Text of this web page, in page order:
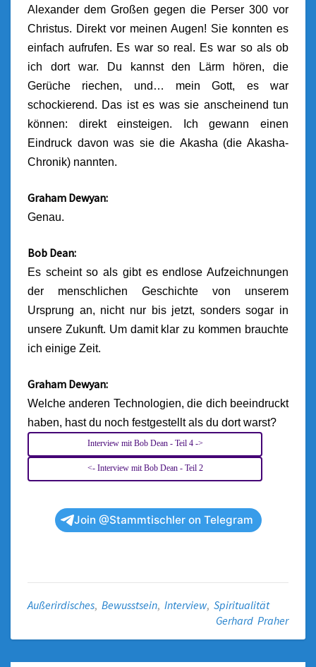
Alexander dem Großen gegen die Perser 300 vor
Christus. Direkt vor meinen Augen! Sie konnten es
einfach aufrufen. Es war so real. Es war so als ob
ich dort war. Du kannst den Lärm hören, die
Gerüche riechen, und… mein Gott, es war
schockierend. Das ist es was sie anscheinend tun
können: direkt einsteigen. Ich gewann einen
Eindruck davon was sie die Akasha (die Akasha-
Chronik) nannten.
Graham Dewyan:
Genau.
Bob Dean:
Es scheint so als gibt es endlose Aufzeichnungen
der menschlichen Geschichte von unserem
Ursprung an, nicht nur bis jetzt, sonders sogar in
unsere Zukunft. Um damit klar zu kommen brauchte
ich einige Zeit.
Graham Dewyan:
Welche anderen Technologien, die dich beeindruckt
haben, hast du noch festgestellt als du dort warst?
Interview mit Bob Dean - Teil 4 ->
<- Interview mit Bob Dean - Teil 2
Join @Stammtischler on Telegram
Außerirdisches, Bewusstsein, Interview, Spiritualität
Gerhard Praher